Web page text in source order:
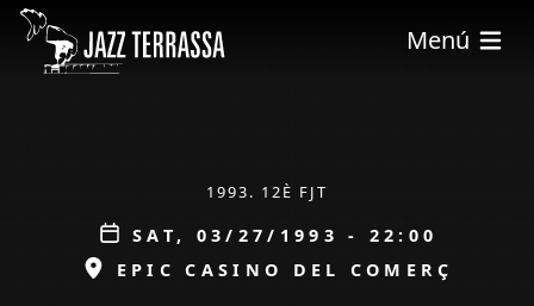
Skip to main content
Menú
1993. 12È FJT
Data
SAT, 03/27/1993 - 22:00
ESPAI
EPIC CASINO DEL COMERÇ